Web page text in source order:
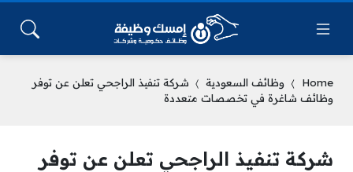
Home وظائف السعودية
شركة تنفيذ الراجحي تعلن عن توفر
وظائف شاغرة في تخصصات متعددة
شركة تنفيذ الراجحي تعلن عن توفر